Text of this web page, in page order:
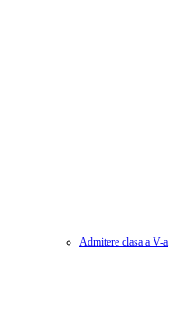
Admitere clasa a V-a